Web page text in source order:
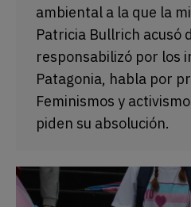
ambiental a la que la
Patricia Bullrich acusó
responsabilizó por los
Patagonia, habla por
Feminismos y
piden su absolución.